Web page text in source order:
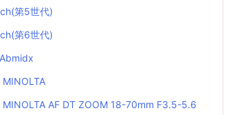
第5世代)
第6世代)
MINOLTA
MINOLTA AF DT ZOOM 18-70mm F3.5-5.6